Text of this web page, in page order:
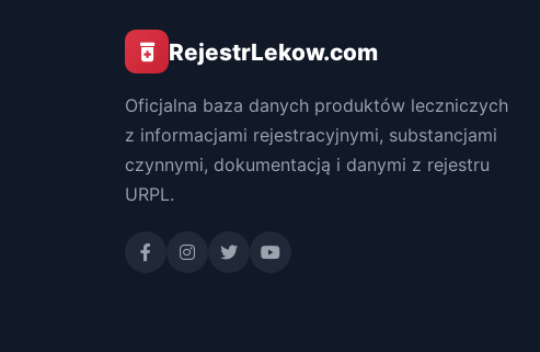
RejestrLekow.com
Oficjalna baza danych produktów leczniczych
z informacjami rejestracyjnymi, substancjami
czynnymi, dokumentacją i danymi z rejestru
URPL.